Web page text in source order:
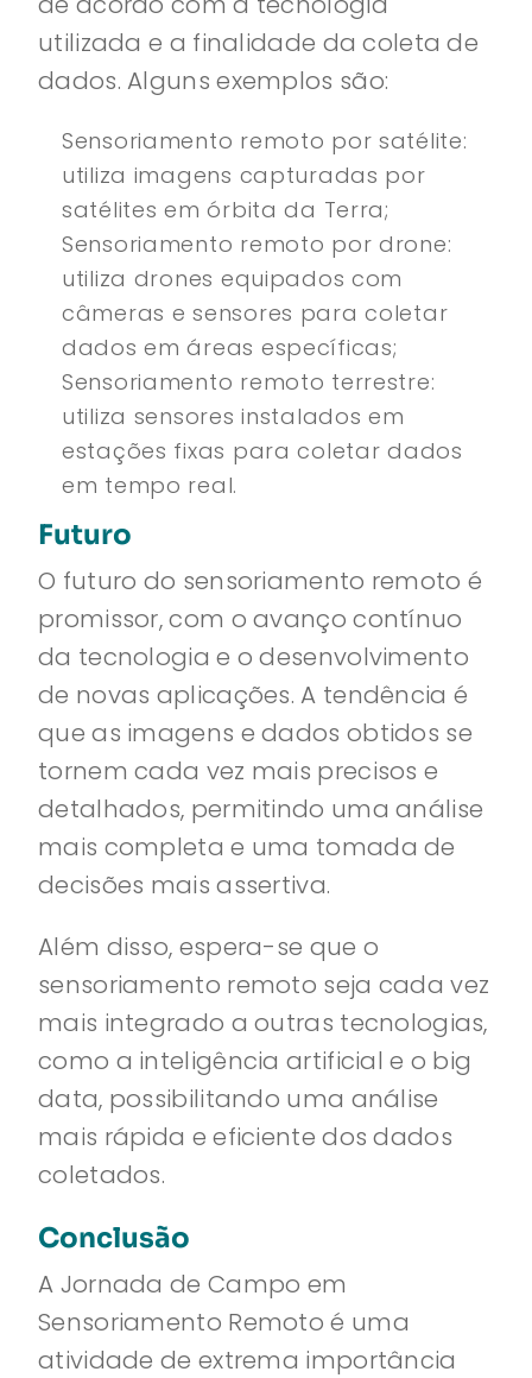
utilizada e a finalidade da coleta de
dados. Alguns exemplos são:
Sensoriamento remoto por satélite:
utiliza imagens capturadas por
satélites em órbita da Terra;
Sensoriamento remoto por drone:
utiliza drones equipados com
câmeras e sensores para coletar
dados em áreas específicas;
Sensoriamento remoto terrestre:
utiliza sensores instalados em
estações fixas para coletar dados
em tempo real.
Futuro
O futuro do sensoriamento remoto é
promissor, com o avanço contínuo
da tecnologia e o desenvolvimento
de novas aplicações. A tendência é
que as imagens e dados obtidos se
tornem cada vez mais precisos e
detalhados, permitindo uma análise
mais completa e uma tomada de
decisões mais assertiva.
Além disso, espera-se que o
sensoriamento remoto seja cada vez
mais integrado a outras tecnologias,
como a inteligência artificial e o big
data, possibilitando uma análise
mais rápida e eficiente dos dados
coletados.
Conclusão
A Jornada de Campo em
Sensoriamento Remoto é uma
atividade de extrema importância